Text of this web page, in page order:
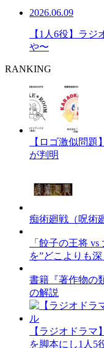
2026.06.09
【1人6役】ラ
や〜
RANKING
【ロゴ激似問
が判明
痴術廻戦（呪術
「餃子の王将
を”どこよりも深
書籍『著作物の
の解説
【ラジオドラマ
を脚本にし1人5